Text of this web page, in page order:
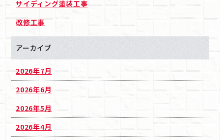
サイディング塗装工事
改修工事
アーカイブ
2026年7月
2026年6月
2026年5月
2026年4月